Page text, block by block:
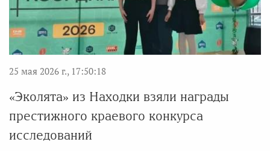
25 мая 2026 г., 17:50:18
«Эколята» из Находки взяли награды
престижного краевого конкурса
исследований